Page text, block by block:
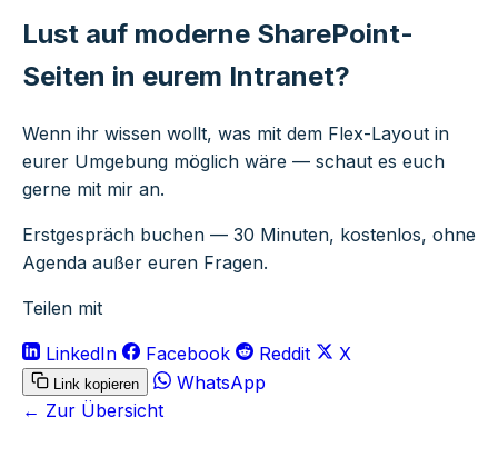
Lust auf moderne SharePoint-
Seiten in eurem Intranet?
Wenn ihr wissen wollt, was mit dem Flex-Layout in
eurer Umgebung möglich wäre — schaut es euch
gerne mit mir an.
Erstgespräch buchen — 30 Minuten, kostenlos, ohne
Agenda außer euren Fragen.
Teilen mit
LinkedIn Facebook Reddit X
Link kopieren
WhatsApp
← Zur Übersicht